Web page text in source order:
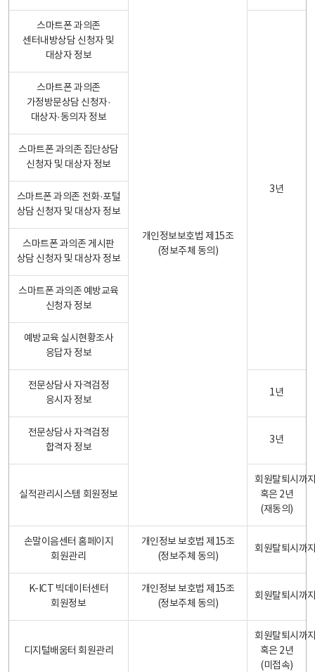
개인정보보호법 제15조
(정보주체 동의)
스마트폰 과의존
센터내방상담 신청자 및
대상자 정보
3년
스마트폰 과의존
가정방문상담 신청자·
대상자·동의자 정보
스마트폰 과의존 집단상담
신청자 및 대상자 정보
스마트폰 과의존 전화·포털
상담 신청자 및 대상자 정보
스마트폰 과의존 게시판
상담 신청자 및 대상자 정보
스마트폰 과의존 예방교육
신청자 정보
예방교육 실시현황조사
응답자 정보
전문상담사 자격검정
응시자 정보
1년
전문상담사 자격검정
합격자 정보
3년
실적관리시스템 회원정보
회원탈퇴시까
혹은 2년
(재동의)
손말이음센터 홈페이지
회원관리
개인정보 보호법 제15조
(정보주체 동의)
회원탈퇴시까
K-ICT 빅데이터센터
회원정보
개인정보 보호법 제15조
(정보주체 동의)
회원탈퇴시까
디지털배움터 회원관리
회원탈퇴시까
혹은 2년
(미접속)